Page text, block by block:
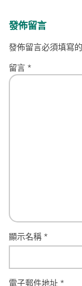
發佈留言
發佈留言必須填寫
留言*
顯示名稱*
電子郵件地址*